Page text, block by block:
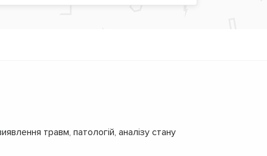
травм, патологій, аналізу стану